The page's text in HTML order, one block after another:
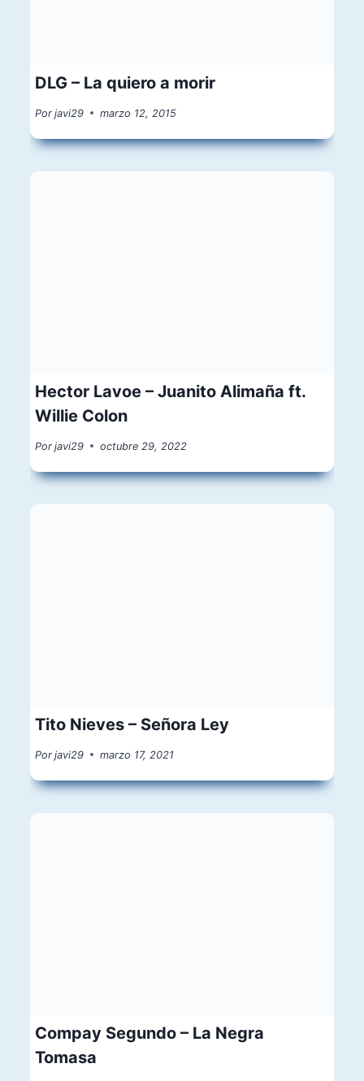
DLG – La quiero a morir
Por javi29 marzo 12, 2015
Hector Lavoe – Juanito Alimaña ft.
Willie Colon
Por javi29 octubre 29, 2022
Tito Nieves – Señora Ley
Por javi29 marzo 17, 2021
Compay Segundo – La Negra
Tomasa